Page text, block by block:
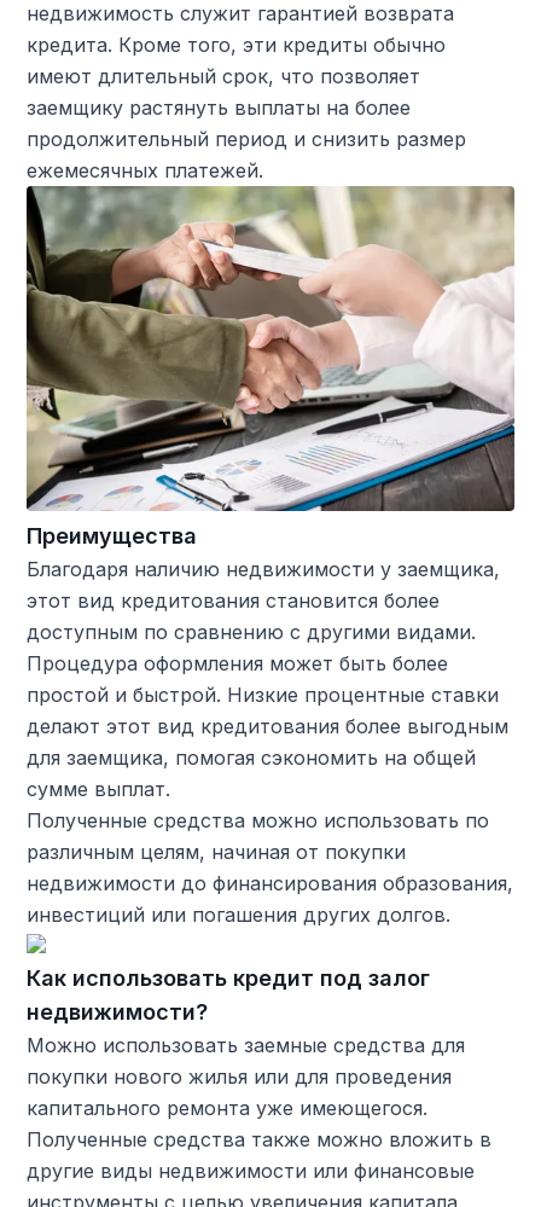
недвижимость служит гарантией возврата
кредита. Кроме того, эти кредиты обычно
имеют длительный срок, что позволяет
заемщику растянуть выплаты на более
продолжительный период и снизить размер
ежемесячных платежей.
Преимущества
Благодаря наличию недвижимости у заемщика,
этот вид кредитования становится более
доступным по сравнению с другими видами.
Процедура оформления может быть более
простой и быстрой. Низкие процентные ставки
делают этот вид кредитования более выгодным
для заемщика, помогая сэкономить на общей
сумме выплат.
Полученные средства можно использовать по
различным целям, начиная от покупки
недвижимости до финансирования образования,
инвестиций или погашения других долгов.
Как использовать кредит под залог
недвижимости?
Можно использовать заемные средства для
покупки нового жилья или для проведения
капитального ремонта уже имеющегося.
Полученные средства также можно вложить в
другие виды недвижимости или финансовые
инструменты с целью увеличения капитала.